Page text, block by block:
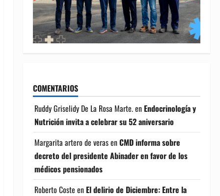
COMENTARIOS
Ruddy Griselidy De La Rosa Marte.en Endocrinología y
Nutrición invita a celebrar su 52 aniversario
Margarita artero de verasenCMD informa sobre
decreto del presidente Abinader en favor de los
médicos pensionados
Roberto Coste en El delirio de Diciembre: Entre la